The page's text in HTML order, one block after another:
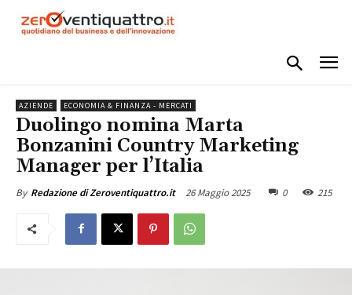
AZIENDE ECONOMIA & FINANZA - MERCATI
Duolingo nomina Marta
Bonzanini Country Marketing
Manager per l’Italia
By Redazione di Zeroventiquattro.it 26 Maggio 2025 0 215